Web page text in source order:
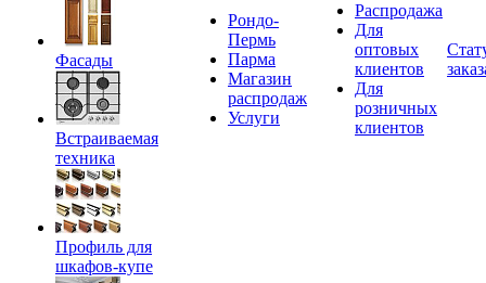
Фасады
Встраиваемая
техника
Профиль для
шкафов-купе
Рондо-
Пермь
Парма
Магазин
распродаж
Услуги
Распродажа
Для
оптовых
клиентов
Для
розничных
клиентов